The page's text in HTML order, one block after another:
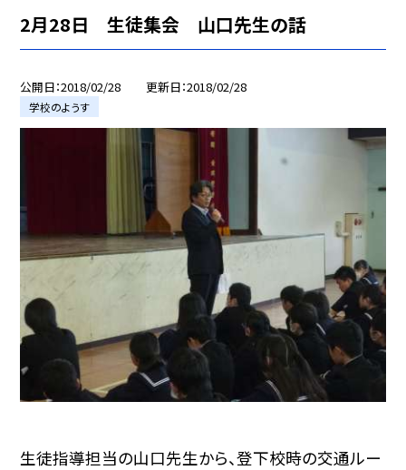
2月28日 生徒集会 山口先生の話
公開日 2018/02/28 更新日 2018/02/28
学校のようす
生徒指導担当の山口先生から、登下校時の交通ルー